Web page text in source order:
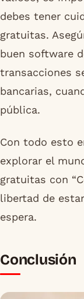
debes tener
gratuitas.
buen software
transacciones
bancarias,
pública.
Con todo esto
explorar el
gratuitas con
libertad de
espera.
Conclusión